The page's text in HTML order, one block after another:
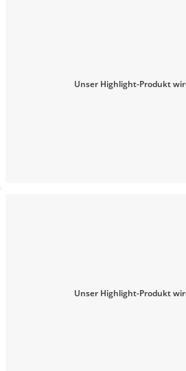
Unser Highlight-Produkt
Unser Highlight-Produkt